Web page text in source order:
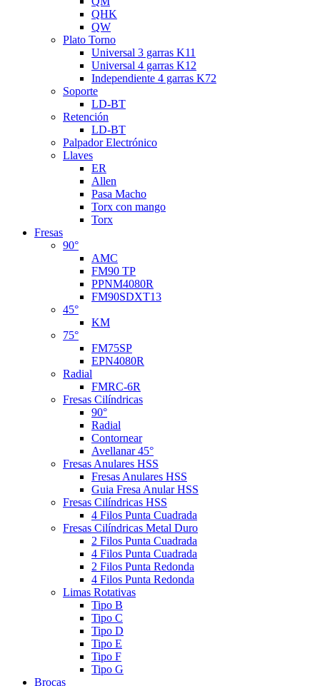
QHK
QW
Plato Torno
Universal 3 garras K11
Universal 4 garras K12
Independiente 4 garras K72
Soporte
LD-BT
Retención
LD-BT
Palpador Electrónico
Llaves
ER
Allen
Pasa Macho
Torx con mango
Torx
Fresas
90°
AMC
FM90 TP
PPNM4080R
FM90SDXT13
45°
KM
75°
FM75SP
EPN4080R
Radial
FMRC-6R
Fresas Cilíndricas
90°
Radial
Contornear
Avellanar 45°
Fresas Anulares HSS
Fresas Anulares HSS
Guia Fresa Anular HSS
Fresas Cilíndricas HSS
4 Filos Punta Cuadrada
Fresas Cilíndricas Metal Duro
2 Filos Punta Cuadrada
4 Filos Punta Cuadrada
2 Filos Punta Redonda
4 Filos Punta Redonda
Limas Rotativas
Tipo B
Tipo C
Tipo D
Tipo E
Tipo F
Tipo G
Brocas